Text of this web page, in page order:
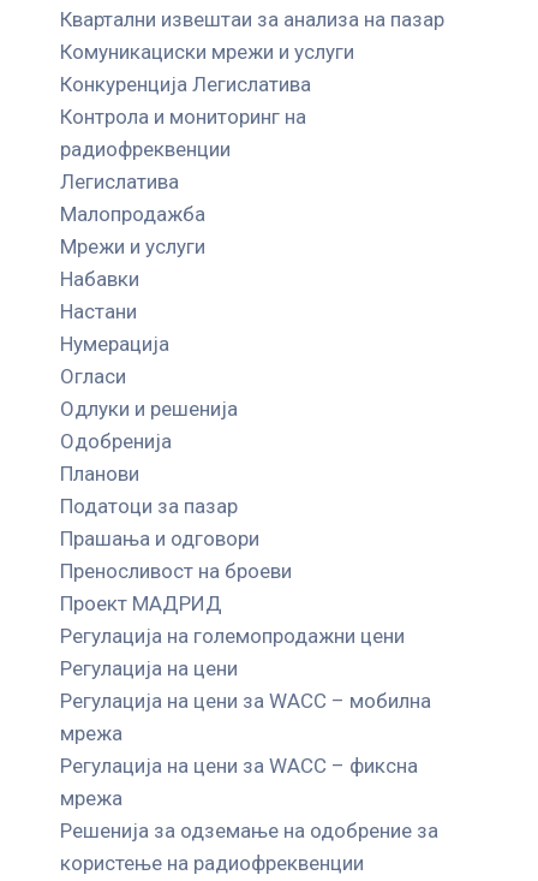
Квартални извештаи за анализа на пазар
Комуникациски мрежи и услуги
Конкуренција Легислатива
Контрола и мониторинг на
радиофреквенции
Легислатива
Малопродажба
Мрежи и услуги
Набавки
Настани
Нумерација
Огласи
Одлуки и решенија
Одобренија
Планови
Податоци за пазар
Прашања и одговори
Преносливост на броеви
Проект МАДРИД
Регулација на големопродажни цени
Регулација на цени
Регулација на цени за WACC – мобилна
мрежа
Регулација на цени за WACC – фиксна
мрежа
Решенија за одземање на одобрение за
користење на радиофреквенции